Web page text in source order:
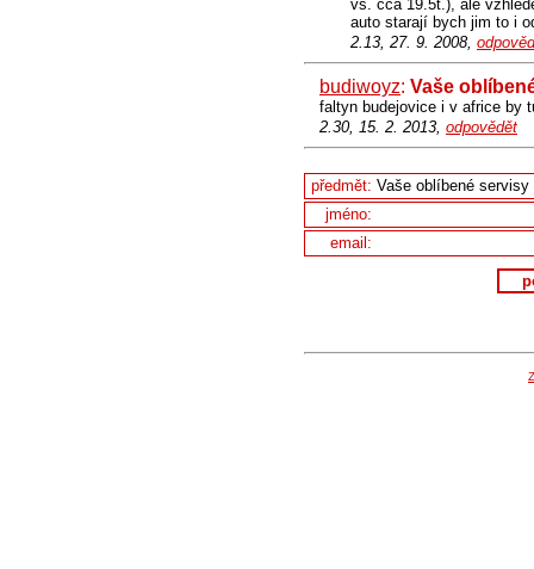
vs. cca 19.5t.), ale
auto starají bych jim to i
2.13, 27. 9. 2008,
budiwoyz: Vaše
faltyn budejovice i v africe by
2.30, 15. 2. 2013, odpovědět
předmět:
jméno:
email: